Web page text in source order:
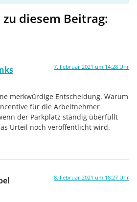
diesem Beitrag:
7. Februar 2021 um 14:28 Uhr
merkwürdige Entscheidung. Warum
für die Arbeitnehmer
der Parkplatz ständig überfüllt
Urteil noch veröffentlicht wird.
8. Februar 2021 um 18:27 Uhr